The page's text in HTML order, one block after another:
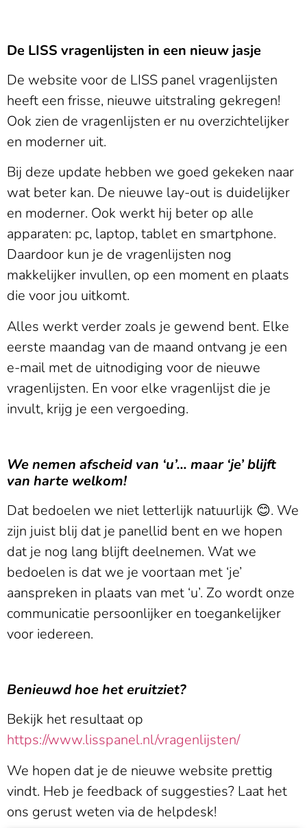
De LISS vragenlijsten in een nieuw jasje
De website voor de LISS panel vragenlijsten
heeft een frisse, nieuwe uitstraling gekregen!
Ook zien de vragenlijsten er nu overzichtelijker
en moderner uit.
Bij deze update hebben we goed gekeken naar
wat beter kan. De nieuwe lay-out is duidelijker
en moderner. Ook werkt hij beter op alle
apparaten: pc, laptop, tablet en smartphone.
Daardoor kun je de vragenlijsten nog
makkelijker invullen, op een moment en plaats
die voor jou uitkomt.
Alles werkt verder zoals je gewend bent. Elke
eerste maandag van de maand ontvang je een
e-mail met de uitnodiging voor de nieuwe
vragenlijsten. En voor elke vragenlijst die je
invult, krijg je een vergoeding.
We nemen afscheid van ‘u’… maar ‘je’ blijft
van harte welkom!
Dat bedoelen we niet letterlijk natuurlijk 😊. We
zijn juist blij dat je panellid bent en we hopen
dat je nog lang blijft deelnemen. Wat we
bedoelen is dat we je voortaan met ‘je’
aanspreken in plaats van met ‘u’. Zo wordt onze
communicatie persoonlijker en toegankelijker
voor iedereen.
Benieuwd hoe het eruitziet?
Bekijk het resultaat op
https://www.lisspanel.nl/vragenlijsten/
We hopen dat je de nieuwe website prettig
vindt. Heb je feedback of suggesties? Laat het
ons gerust weten via de helpdesk!